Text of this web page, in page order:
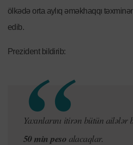
ölkədə orta aylıq əməkhaqqı
edib.
Prezident bildirib:
Yaxınlarını itirən bütün ailələr
50 min peso alacaqlar.